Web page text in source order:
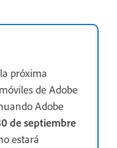
próxima
de Adobe
Adobe
de septiembre
estará